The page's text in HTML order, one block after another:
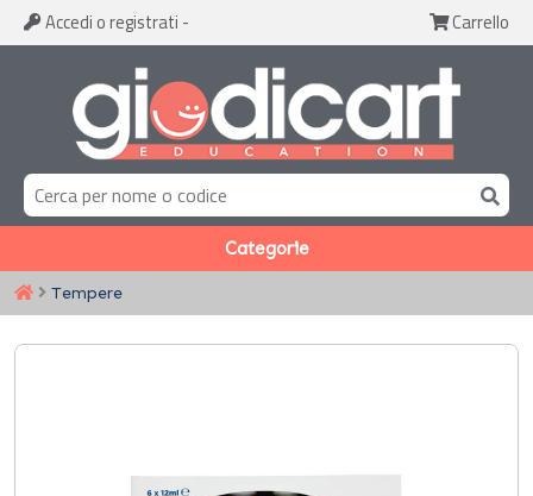
Accedi o registrati - Carrello
Categorie
Tempere